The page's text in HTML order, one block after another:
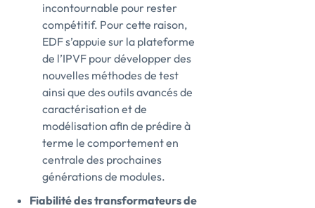
incontournable pour rester
compétitif. Pour cette raison,
EDF s’appuie sur la plateforme
de l’IPVF pour développer des
nouvelles méthodes de test
ainsi que des outils avancés de
caractérisation et de
modélisation afin de prédire à
terme le comportement en
centrale des prochaines
générations de modules.
Fiabilité des transformateurs de